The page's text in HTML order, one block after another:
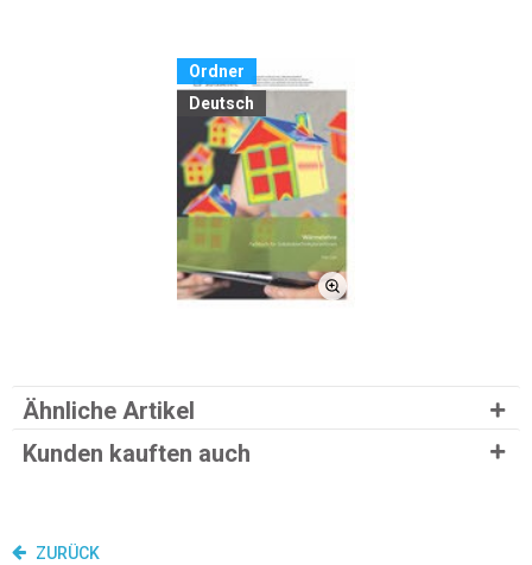
Ordner
Deutsch
Ähnliche Artikel
Kunden kauften auch
ZURÜCK